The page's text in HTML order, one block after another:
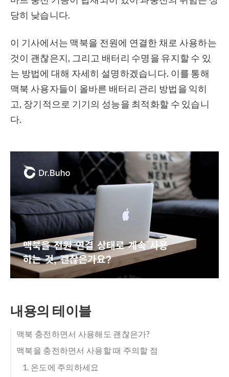
당히 낮습니다.
이 기사에서는 맥북을 전원에 연결한 채로 사용하는
것이 괜찮은지, 그리고 배터리 수명을 유지할 수 있
는 방법에 대해 자세히 설명하겠습니다. 이를 통해
맥북 사용자들이 올바른 배터리 관리 방법을 익히
고, 장기적으로 기기의 성능을 최적화할 수 있습니
다.
내용의 테이블
맥북 충전하면서 사용해도 괜찮은가?
맥북을 충전하면서 사용할 때 주의할 점
1. 온도에 주의하세요